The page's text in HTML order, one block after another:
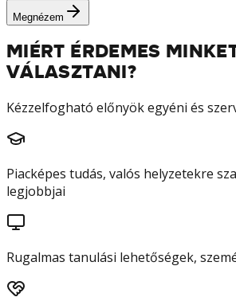
Megnézem
MIÉRT ÉRDEMES
VÁLASZTANI?
Kézzelfogható előnyök egyéni és
Piacképes tudás, valós helyzetekre
legjobbjai
Rugalmas tanulási lehetőségek,